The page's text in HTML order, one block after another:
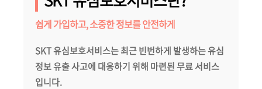
쉽게 가입하고, 소중한 정보를 안전하게
SKT 유심보호서비스는 최근 빈번하게 발생하는 유심
정보 유출 사고에 대응하기 위해 마련된 무료 서비스
입니다.